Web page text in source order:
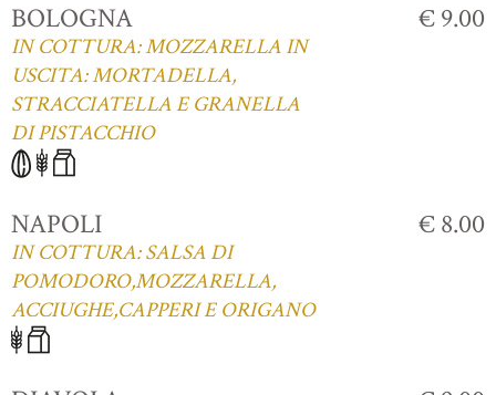
BOLOGNA
IN COTTURA: MOZZARELLA IN
USCITA: MORTADELLA,
STRACCIATELLA E GRANELLA
DI PISTACCHIO
€ 9.00
NAPOLI
IN COTTURA: SALSA DI
POMODORO,MOZZARELLA,
ACCIUGHE,CAPPERI E ORIGANO
€ 8.00